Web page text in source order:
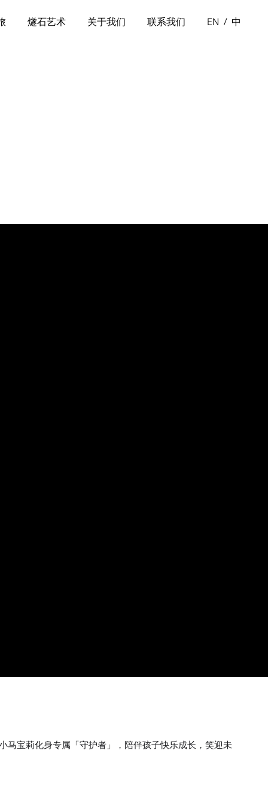
燧石艺术 关于我们 联系我们 EN / 中
马宝莉化身专属「守护者」，陪伴孩子快乐成长，笑迎未